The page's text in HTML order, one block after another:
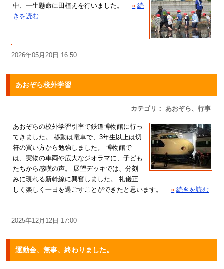
中、一生懸命に田植えを行いました。
» 続
きを読む
2026年05月20日 16:50
あおぞら校外学習
カテゴリ： あおぞら、行事
あおぞらの校外学習引率で鉄道博物館に行っ
てきました。 移動は電車で、3年生以上は切
符の買い方から勉強しました。 博物館で
は、実物の車両や広大なジオラマに、子ども
たちから感嘆の声。 展望デッキでは、分刻
みに現れる新幹線に興奮しました。 礼儀正
しく楽しく一日を過ごすことができたと思います。
» 続きを読む
2025年12月12日 17:00
運動会、無事、終わりました。